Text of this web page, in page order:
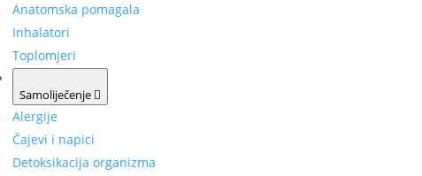
Anatomska pomagala
Inhalatori
Toplomjeri
Samoliječenje
Alergije
Čajevi i napici
Detoksikacija organizma